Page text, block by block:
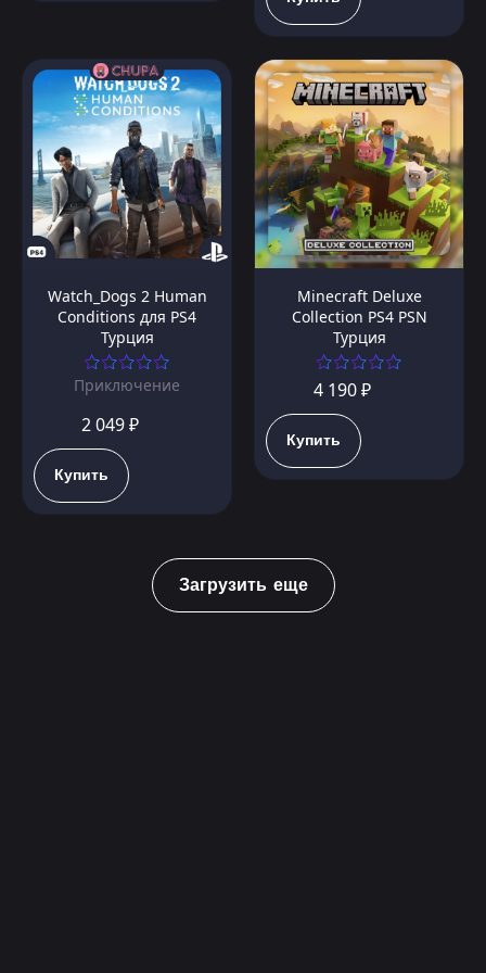
Watch_Dogs 2 Human
Conditions для PS4
Турция
Приключение
2 049 ₽
Купить
Minecraft Deluxe
Collection PS4 PSN
Турция
4 190 ₽
Купить
Загрузить еще